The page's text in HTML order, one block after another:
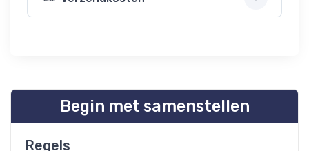
Begin met samenstellen
Regels